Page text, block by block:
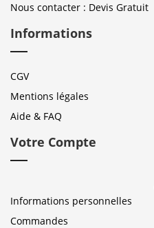
Nous contacter : Devis Gratuit
Informations
CGV
Mentions légales
Aide & FAQ
Votre Compte
Informations personnelles
Commandes